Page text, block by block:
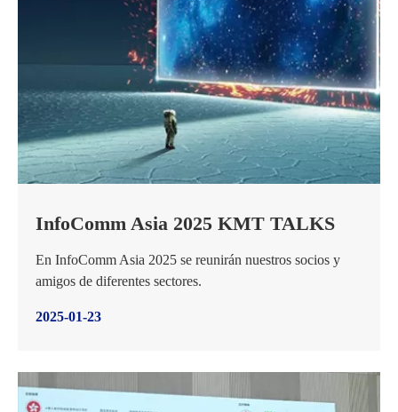
InfoComm Asia 2025 KMT TALKS
En InfoComm Asia 2025 se reunirán nuestros socios y
amigos de diferentes sectores.
2025-01-23